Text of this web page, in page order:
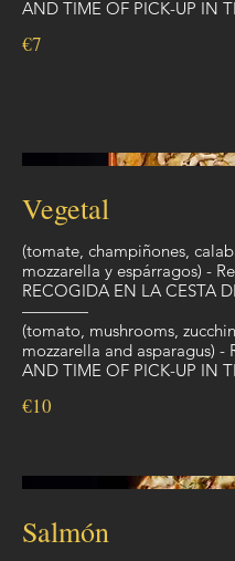
€7
Vegetal
(tomate, champiñones,
mozzarella y espárragos) -
RECOGIDA EN LA CESTA
————
(tomato, mushrooms,
mozzarella and asparagus) -
AND TIME OF PICK-UP IN
€10
Salmón